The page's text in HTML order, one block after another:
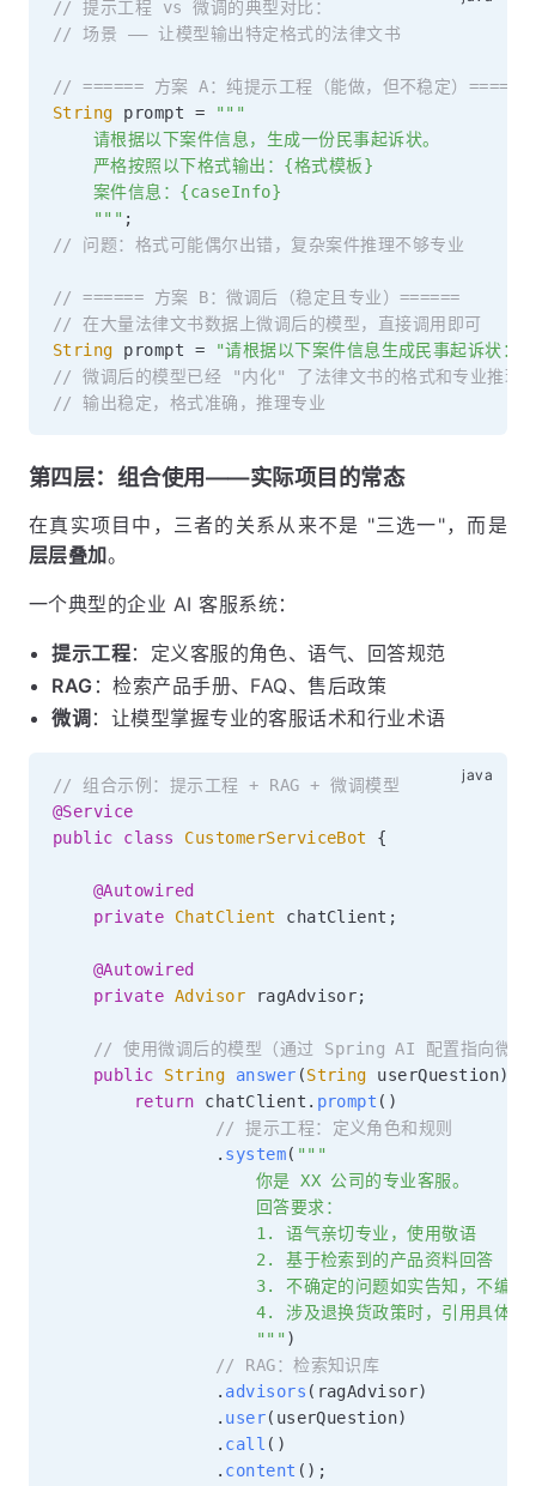
// 提示工程 vs 微调的典型对比：
// 场景 —— 让模型输出特定格式的法律文书
// ====== 方案 A：纯提示工程（能做，但不稳定）======
String prompt =
"""
    请根据以下案件信息，生成一份民事起诉状。
    严格按照以下格式输出：{格式模板}
    案件信息：{caseInfo}
    """
;
// 问题：格式可能偶尔出错，复杂案件推理不够专业
// ====== 方案 B：微调后（稳定且专业）======
// 在大量法律文书数据上微调后的模型，直接调用即可
String prompt =
"请根据以下案件信息生成民事起诉状：
// 微调后的模型已经 "内化" 了法律文书的格式和专业推理
// 输出稳定，格式准确，推理专业
第四层：组合使用——实际项目的常态
在真实项目中，三者的关系从来不是 "三选一"，而是
层层叠加。
一个典型的企业 AI 客服系统：
提示工程：定义客服的角色、语气、回答规范
RAG ：检索产品手册、FAQ、售后政策
微调 ：让模型掌握专业的客服话术和行业术语
// 组合示例：提示工程 + RAG + 微调模型
@Service
public
class CustomerServiceBot {
@Autowired
private
ChatClient chatClient ;
@Autowired
private Advisor ragAdvisor;
// 使用微调后的模型（通过 Spring AI 配置指向微调
public
String answer (String userQuestion)
return chatClient . prompt ( )
// 提示工程：定义角色和规则
. system( """
                    你是 XX 公司的专业客服。
                    回答要求：
                    1. 语气亲切专业，使用敬语
                    2. 基于检索到的产品资料回答
                    3. 不确定的问题如实告知，不编造
4. 涉及退换货政策时，引用具体条
                    """
)
// RAG：检索知识库
. advisors ( ragAdvisor)
. user( userQuestion)
. call ( )
. content ( ) ;